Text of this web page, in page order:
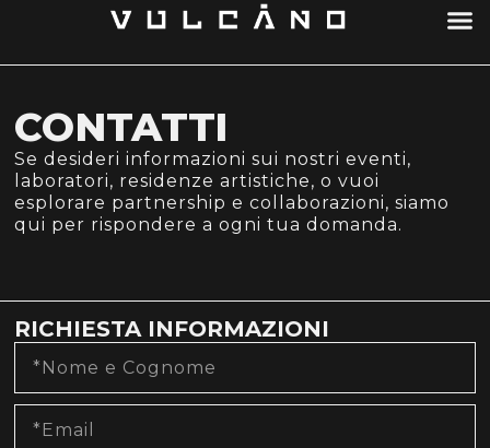
CONTATTI
Se desideri informazioni sui nostri eventi,
laboratori, residenze artistiche, o vuoi
esplorare partnership e collaborazioni, siamo
qui per rispondere a ogni tua domanda.
RICHIESTA INFORMAZIONI